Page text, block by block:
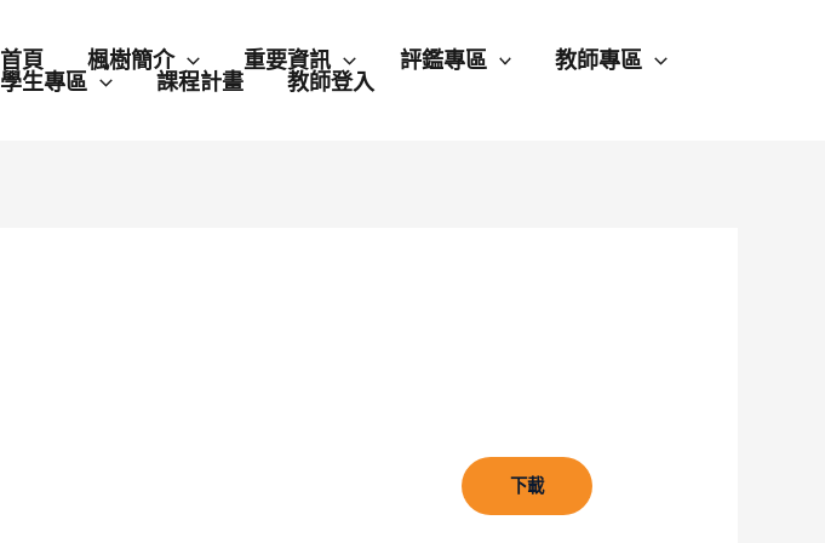
首頁 楓樹簡介 重要資訊 評鑑專區 教師專區
學生專區 課程計畫 教師登入
下載